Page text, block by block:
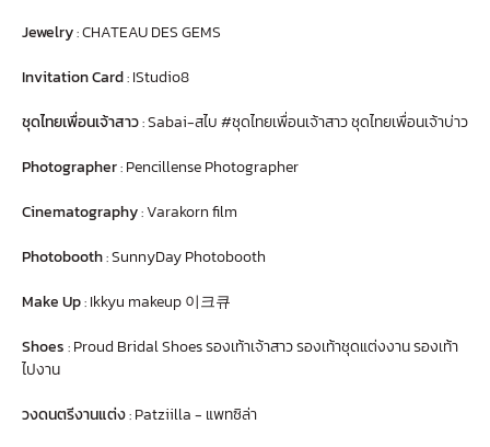
Jewelry:CHATEAU DES GEMS
Invitation Card:IStudio8
ชุดไทยเพื่อนเจ้าสาว:Sabai-สไบ #ชุดไทยเพื่อนเจ้าสาว ชุดไทยเพื่อนเจ้าบ่าว
Photographer:Pencillense Photographer
Cinematography:Varakorn film
Photobooth:SunnyDay Photobooth
Make Up:Ikkyu makeup 이크큐
Shoes:Proud Bridal Shoes รองเท้าเจ้าสาว รองเท้าชุดแต่งงาน รองเท้า
ไปงาน
วงดนตรีงานแต่ง:Patziilla - แพทซิล่า